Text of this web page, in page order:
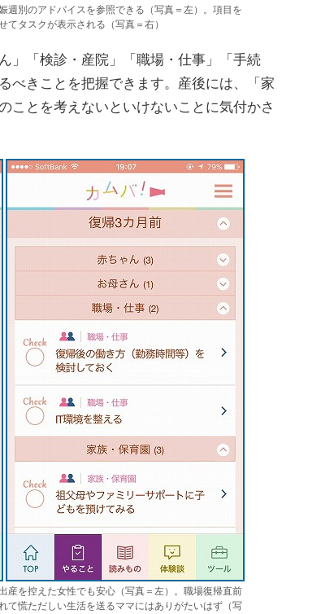
週別のアドバイスを参照できる（写真＝左）。項目を
タスクが表示される（写真＝右）
」「検診・産院」「職場・仕事」「手続
べきことを把握できます。産後には、「家
ことを考えないといけないことに気付かさ
産を控えた女性でも安心（写真＝左）。職場復帰直前
て慌ただしい生活を送るママにはありがたいはず（写